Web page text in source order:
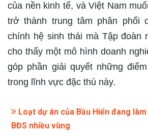
của nền kinh tế, và Việt Nam
trở thành trung tâm phân phối
chính hệ sinh thái mà Tập đoàn
cho thấy một mô hình doanh
góp phần giải quyết những
trong lĩnh vực đặc thù này.
Loạt dự án của Bầu Hiển đang
BĐS nhiều vùng